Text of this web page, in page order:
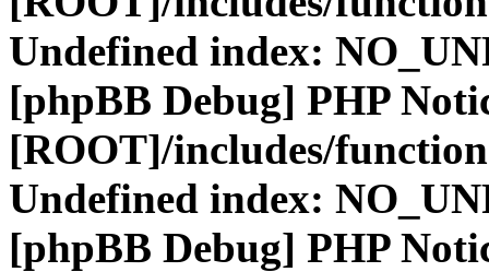
Undefined index:
[phpBB Debug] PHP
[ROOT]/includes/
Undefined index:
[phpBB Debug] PHP